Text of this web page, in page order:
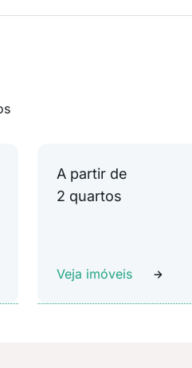
A partir de
2 quartos
Veja imóveis